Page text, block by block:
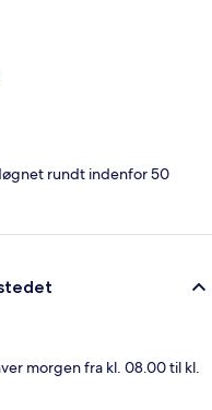
rundt indenfor 50
morgen fra kl. 08.00 til kl.